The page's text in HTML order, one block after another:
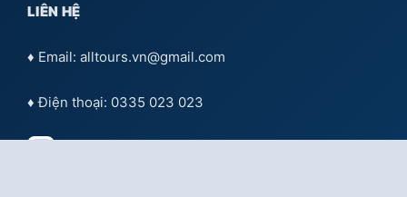
LIÊN HỆ
♦ Email: alltours.vn@gmail.com
♦ Điện thoại: 0335 023 023